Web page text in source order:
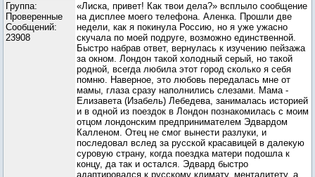
Группа:
Проверенные
Сообщений:
23908
«Лиска, привет! Как твои дела?» всплыло сообщение
на дисплее моего телефона. Аленка. Прошли две
недели, как я покинула Россию, но я уже ужасно
скучала по моей подруге, возможно единственной.
Быстро набрав ответ, вернулась к изучению пейзажа
за окном. Лондон такой холодный серый, но такой
родной, всегда любила этот город сколько я себя
помню. Наверное, это любовь передалась мне от
мамы, глаза сразу наполнились слезами. Мама -
Елизавета (Изабель) Лебедева, занималась историей
и в одной из поездок в Лондон познакомилась с моим
отцом лондонским предпринимателем Эдвардом
Калленом. Отец не смог вынести разлуки, и
последовал вслед за русской красавицей в далекую
суровую страну, когда поездка матери подошла к
концу, да так и остался. Эдвард быстро
адаптировался к русскому климату, менталитету, а